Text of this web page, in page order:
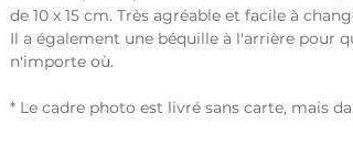
de 10 x 15 cm. Très agréable et facile à
Il a également une béquille à l'arrière pour
n'importe où.
* Le cadre photo est livré sans carte, mais